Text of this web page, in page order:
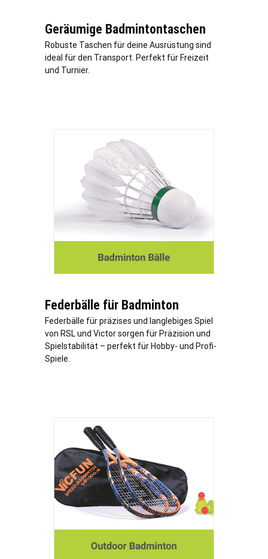
Geräumige Badmintontaschen
Robuste Taschen für deine Ausrüstung sind
ideal für den Transport. Perfekt für Freizeit
und Turnier.
Federbälle für Badminton
Federbälle für präzises und langlebiges Spiel
von RSL und Victor sorgen für Präzision und
Spielstabilität – perfekt für Hobby- und Profi-
Spiele.